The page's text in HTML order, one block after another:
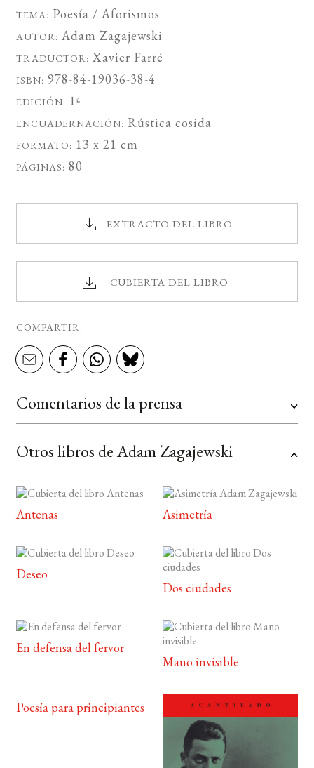
TEMA: Poesía / Aforismos
AUTOR: Adam Zagajewski
TRADUCTOR: Xavier Farré
ISBN: 978-84-19036-38-4
EDICIÓN: 1ª
ENCUADERNACIÓN: Rústica cosida
FORMATO: 13 x 21 cm
PÁGINAS: 80
EXTRACTO DEL LIBRO
CUBIERTA DEL LIBRO
COMPARTIR:
Comentarios de la prensa
Otros libros de Adam Zagajewski
Antenas Asimetría
Deseo
Dos ciudades
En defensa del fervor
Mano invisible
Poesía para principiantes